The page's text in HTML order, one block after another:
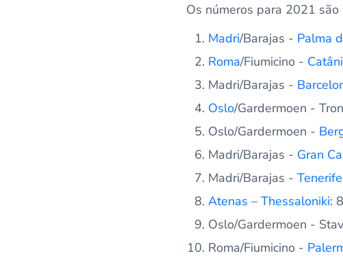
Os números para 2021 são
Madri/Barajas - Palma
Roma/Fiumicino -
Madri/Barajas -
Oslo/Gardermoen -
Oslo/Gardermoen -
Madri/Barajas - Gran
Madri/Barajas - Tenerife
Atenas – Thessaloniki:
Oslo/Gardermoen -
Roma/Fiumicino -